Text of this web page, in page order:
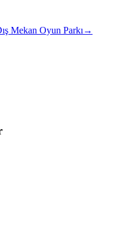
Mekan Oyun Parkı→